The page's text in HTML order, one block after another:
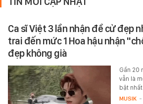
Ca sĩ Việt 3 lần nhận đề cử đẹp
trai đến mức 1 Hoa hậu nhận
đẹp không già
Gần 20
vẫn là
bật
MUSIK -